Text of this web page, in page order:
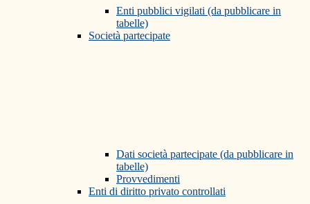
Enti pubblici vigilati (da pubblicare in
tabelle)
Società partecipate
Dati società partecipate (da pubblicare in
tabelle)
Provvedimenti
Enti di diritto privato controllati